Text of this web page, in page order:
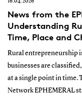
News from the
Understanding
Time, Place and
Rural entrepreneurship
businesses are
at a single point in time.
Network EPHEMERAL